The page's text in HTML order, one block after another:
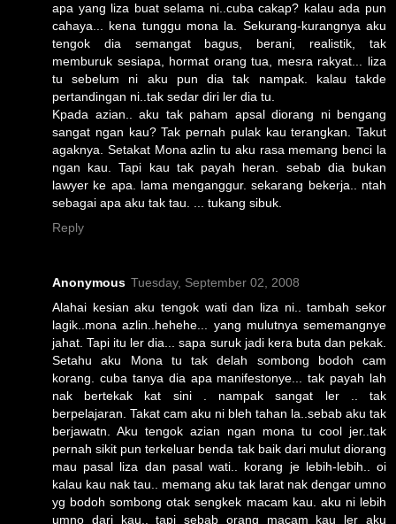
apa yang liza buat selama ni..cuba cakap? kalau ada pun
cahaya... kena tunggu mona la. Sekurang-kurangnya aku
tengok dia semangat bagus, berani, realistik, tak
memburuk sesiapa, hormat orang tua, mesra rakyat... liza
tu sebelum ni aku pun dia tak nampak. kalau takde
pertandingan ni..tak sedar diri ler dia tu.
Kpada azian.. aku tak paham apsal diorang ni bengang
sangat ngan kau? Tak pernah pulak kau terangkan. Takut
agaknya. Setakat Mona azlin tu aku rasa memang benci la
ngan kau. Tapi kau tak payah heran. sebab dia bukan
lawyer ke apa. lama menganggur. sekarang bekerja.. ntah
sebagai apa aku tak tau. ... tukang sibuk.
Reply
Anonymous Tuesday, September 02, 2008
Alahai kesian aku tengok wati dan liza ni.. tambah sekor
lagik..mona azlin..hehehe... yang mulutnya sememangnye
jahat. Tapi itu ler dia... sapa suruk jadi kera buta dan pekak.
Setahu aku Mona tu tak delah sombong bodoh cam
korang. cuba tanya dia apa manifestonye... tak payah lah
nak bertekak kat sini . nampak sangat ler .. tak
berpelajaran. Takat cam aku ni bleh tahan la..sebab aku tak
berjawatn. Aku tengok azian ngan mona tu cool jer..tak
pernah sikit pun terkeluar benda tak baik dari mulut diorang
mau pasal liza dan pasal wati.. korang je lebih-lebih.. oi
kalau kau nak tau.. memang aku tak larat nak dengar umno
yg bodoh sombong otak sengkek macam kau. aku ni lebih
umno dari kau.. tapi sebab orang macam kau ler aku